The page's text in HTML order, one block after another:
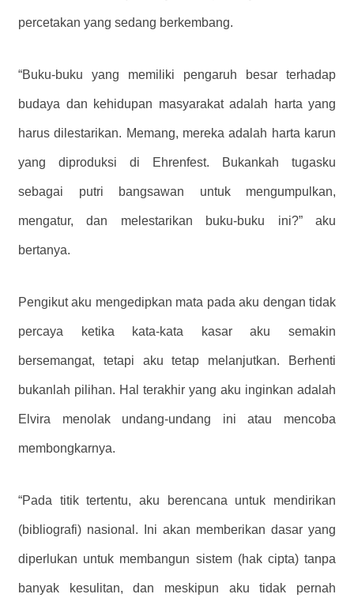
percetakan yang sedang berkembang.
“Buku-buku yang memiliki pengaruh besar terhadap
budaya dan kehidupan masyarakat adalah harta yang
harus dilestarikan. Memang, mereka adalah harta karun
yang diproduksi di Ehrenfest. Bukankah tugasku
sebagai putri bangsawan untuk mengumpulkan,
mengatur, dan melestarikan buku-buku ini?” aku
bertanya.
Pengikut aku mengedipkan mata pada aku dengan tidak
percaya ketika kata-kata kasar aku semakin
bersemangat, tetapi aku tetap melanjutkan. Berhenti
bukanlah pilihan. Hal terakhir yang aku inginkan adalah
Elvira menolak undang-undang ini atau mencoba
membongkarnya.
“Pada titik tertentu, aku berencana untuk mendirikan
(bibliografi) nasional. Ini akan memberikan dasar yang
diperlukan untuk membangun sistem (hak cipta) tanpa
banyak kesulitan, dan meskipun aku tidak pernah